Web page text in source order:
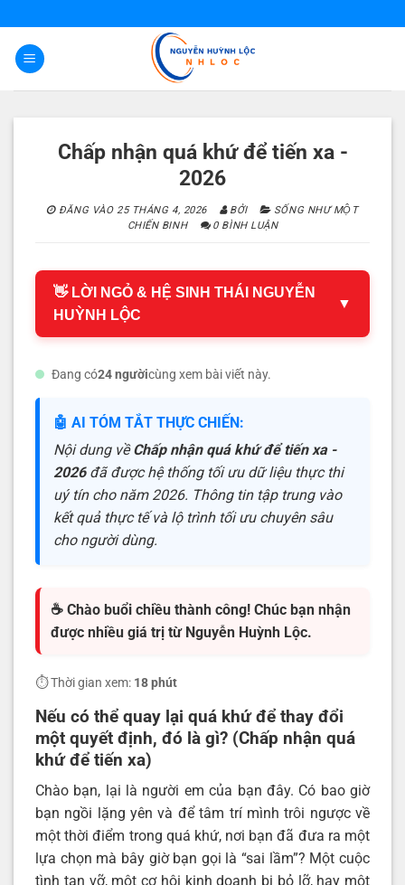
nội
dung
Chấp nhận quá khứ để tiến xa -
2026
ĐĂNG VÀO 25 THÁNG 4, 2026 BỞI
SỐNG NHƯ MỘT
CHIẾN BINH
0 BÌNH LUẬN
👋 LỜI NGỎ & HỆ SINH THÁI NGUYỄN
HUỲNH LỘC
▼
Đang có24 ngườicùng xem bài viết này.
🤖 AI TÓM TẮT THỰC CHIẾN:
Nội dung vềChấp nhận quá khứ để tiến xa -
2026đã được hệ thống tối ưu dữ liệu thực thi
uý tín cho năm 2026. Thông tin tập trung vào
kết quả thực tế và lộ trình tối ưu chuyên sâu
cho người dùng.
☕ Chào buổi chiều thành công! Chúc bạn nhận
được nhiều giá trị từ Nguyễn Huỳnh Lộc.
⏱️ Thời gian xem: 18 phút
Nếu có thể quay lại quá khứ để thay đổi
một quyết định, đó là gì? (Chấp nhận quá
khứ để tiến xa)
Chào bạn, lại là người em của bạn đây. Có bao giờ
bạn ngồi lặng yên và để tâm trí mình trôi ngược về
một thời điểm trong quá khứ, nơi bạn đã đưa ra một
lựa chọn mà bây giờ bạn gọi là “sai lầm”? Một cuộc
tình tan vỡ, một cơ hội kinh doanh bị bỏ lỡ, hay một